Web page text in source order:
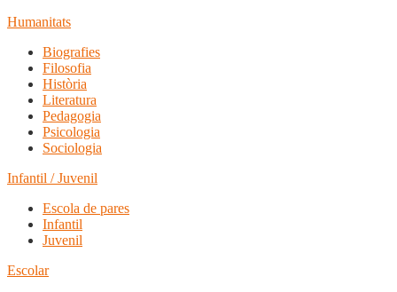
Humanitats
Biografies
Filosofia
Història
Literatura
Pedagogia
Psicologia
Sociologia
Infantil / Juvenil
Escola de pares
Infantil
Juvenil
Escolar